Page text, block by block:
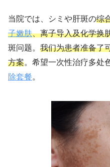
当院では、シミや肝斑の综
子嫩肤、离子导入及化学换
斑问题。 我们为患者准备了
方案。希望一次性治疗多处
除套餐。